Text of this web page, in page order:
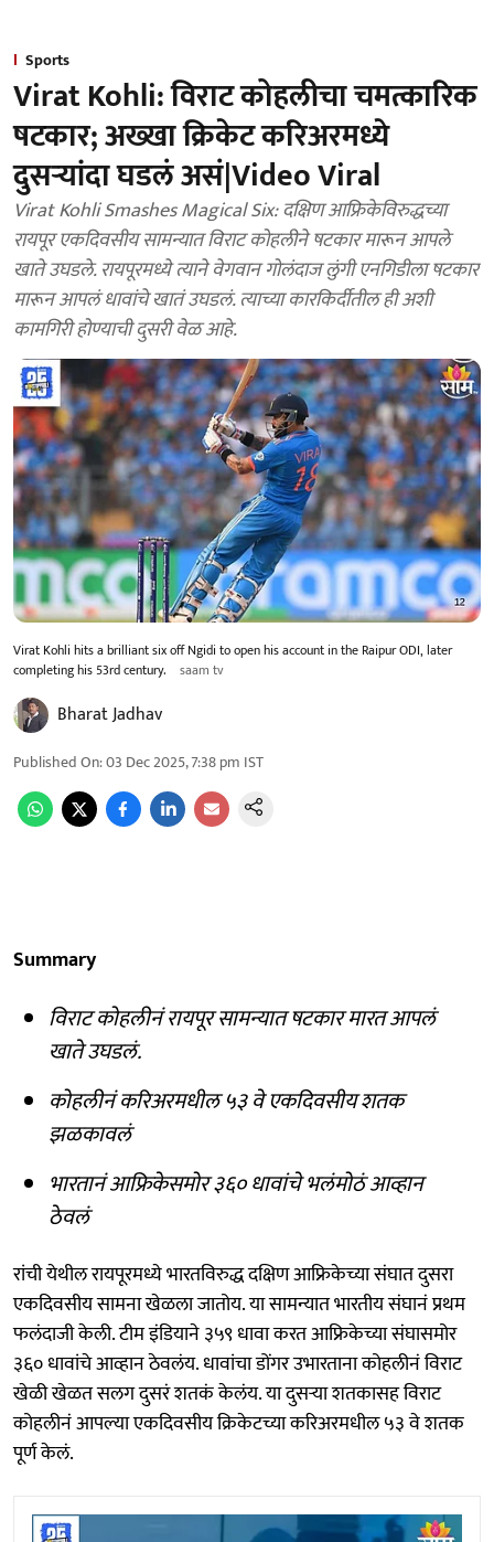
Sports
Virat Kohli: व‍िराट कोहलीचा चमत्कारिक
षटकार; अख्खा क्रिकेट करिअरमध्ये
दुसऱ्यांदा घडलं असं|Video Viral
Virat Kohli Smashes Magical Six: दक्षिण आफ्रिकेविरुद्धच्या
रायपूर एकदिवसीय सामन्यात विराट कोहलीने षटकार मारून आपले
खाते उघडले. रायपूरमध्ये त्याने वेगवान गोलंदाज लुंगी एनगिडीला षटकार
मारून आपलं धावांचे खातं उघडलं. त्याच्या कारकिर्दीतील ही अशी
कामगिरी होण्याची दुसरी वेळ आहे.
Virat Kohli hits a brilliant six off Ngidi to open his account in the Raipur ODI, later
completing his 53rd century.
saam tv
Bharat Jadhav
Published On:03 Dec 2025, 7:38 pm IST
Summary
विराट कोहलीनं रायपूर सामन्यात षटकार मारत आपलं
खाते उघडलं.
कोहलीनं करिअरमधील ५३ वे एकदिवसीय शतक
झळकावलं
भारतानं आफ्रिकेसमोर ३६० धावांचे भलंमोठं आव्हान
ठेवलं
रांची येथील रायपूरमध्ये भारतविरुद्ध दक्षिण आफ्रिकेच्या संघात दुसरा
एकदिवसीय सामना खेळला जातोय. या सामन्यात भारतीय संघानं प्रथम
फलंदाजी केली. टीम इंडियाने ३५९ धावा करत आफ्रिकेच्या संघासमोर
३६० धावांचे आव्हान ठेवलंय. धावांचा डोंगर उभारताना कोहलीनं विराट
खेळी खेळत सलग दुसरं शतकं केलंय. या दुसऱ्या शतकासह विराट
कोहलीनं आपल्या एकदिवसीय क्रिकेटच्या करिअरमधील ५३ वे शतक
पूर्ण केलं.